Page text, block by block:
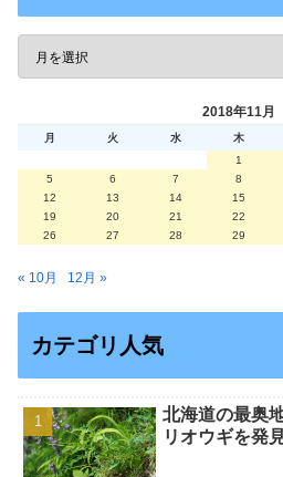
2018年11月
月 火 水 木
1
5
6 7 8
12
13 14 15
19
20 21 22
26
27 28 29
« 10月 12月 »
カテゴリ人気
北海道の最奥
リオウギを発